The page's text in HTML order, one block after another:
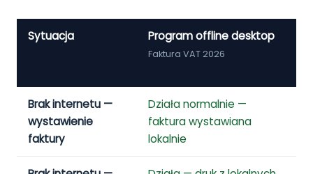
Sytuacja Program offline desktop
Faktura VAT 2026
Brak internetu —
wystawienie
faktury
Działa normalnie —
faktura wystawiana
lokalnie